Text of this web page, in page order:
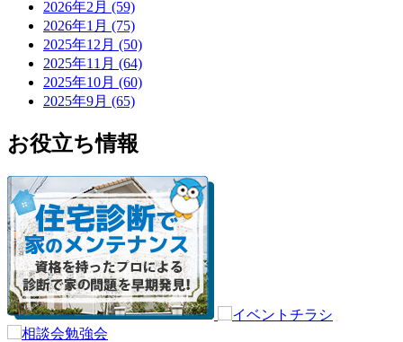
2026年2月 (59)
2026年1月 (75)
2025年12月 (50)
2025年11月 (64)
2025年10月 (60)
2025年9月 (65)
お役立ち情報